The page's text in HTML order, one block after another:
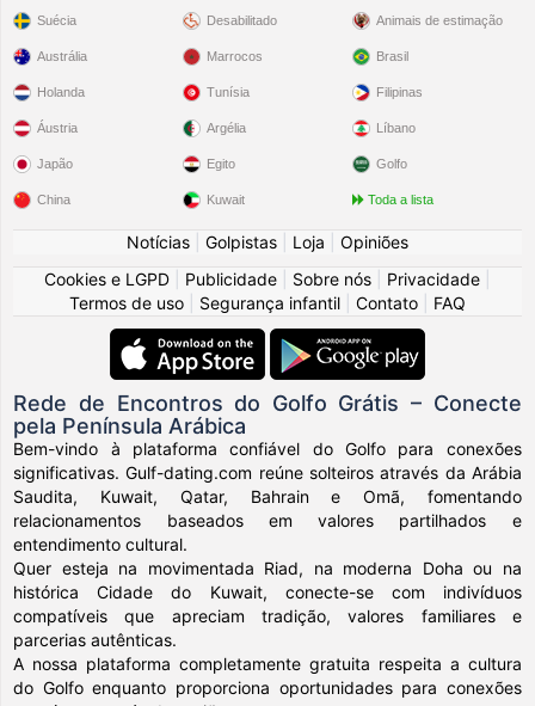
Suécia Desabilitado Animais de estimação
Austrália
Holanda
Áustria
Japão
China
Marrocos
Tunísia
Argélia
Egito
Kuwait
Brasil
Filipinas
Líbano
Golfo
Toda a lista
Notícias Golpistas Loja
Opiniões
Cookies e LGPD
Publicidade Sobre nós Privacidade
Termos de uso
Segurança infantil Contato FAQ
Rede de Encontros do Golfo Grátis – Conecte
pela Península Arábica
Bem-vindo à plataforma confiável do Golfo para conexões
significativas. Gulf-dating.com reúne solteiros através da Arábia
Saudita, Kuwait, Qatar, Bahrain e Omã, fomentando
relacionamentos baseados em valores partilhados e
entendimento cultural.
Quer esteja na movimentada Riad, na moderna Doha ou na
histórica Cidade do Kuwait, conecte-se com indivíduos
compatíveis que apreciam tradição, valores familiares e
parcerias autênticas.
A nossa plataforma completamente gratuita respeita a cultura
do Golfo enquanto proporciona oportunidades para conexões